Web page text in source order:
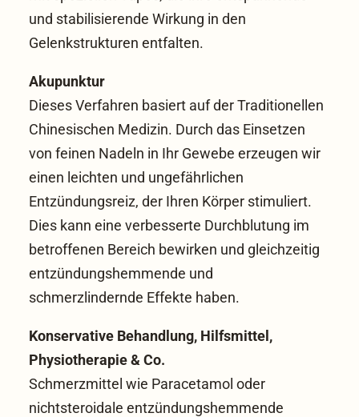
und stabilisierende Wirkung in den
Gelenkstrukturen entfalten.
Akupunktur
Dieses Verfahren basiert auf der Traditionellen
Chinesischen Medizin. Durch das Einsetzen
von feinen Nadeln in Ihr Gewebe erzeugen wir
einen leichten und ungefährlichen
Entzündungsreiz, der Ihren Körper stimuliert.
Dies kann eine verbesserte Durchblutung im
betroffenen Bereich bewirken und gleichzeitig
entzündungshemmende und
schmerzlindernde Effekte haben.
Konservative Behandlung, Hilfsmittel,
Physiotherapie & Co.
Schmerzmittel wie Paracetamol oder
nichtsteroidale entzündungshemmende